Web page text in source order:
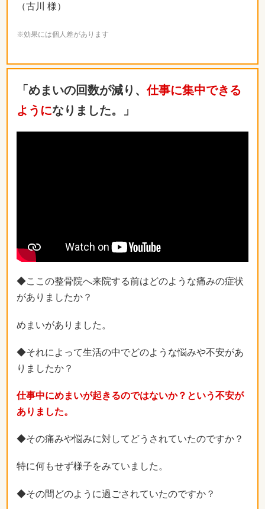
（古川 様）
※効果には個人差があります
「めまいの回数が減り、仕事に集中できる
ようになりました。」
◆ここの整骨院へ来院する前はどのような痛みの症状
がありましたか？
めまいがありました。
◆それによって生活の中でどのような悩みや不安があ
りましたか？
仕事中にめまいが起きるのではないか？という不安が
ありました。
◆その痛みや悩みに対してどうされていたのですか？
特に何もせず様子をみていました。
◆その間どのように過ごされていたのですか？